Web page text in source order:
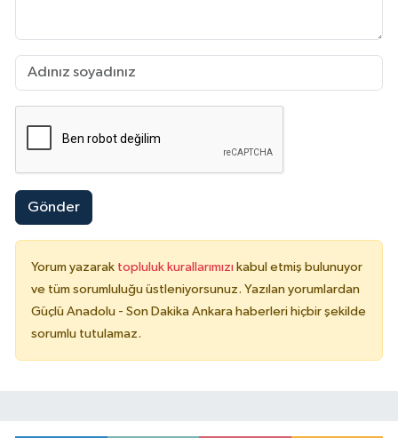
Gönder
Yorum yazarak topluluk kurallarımızı kabul etmiş bulunuyor
ve tüm sorumluluğu üstleniyorsunuz. Yazılan yorumlardan
Güçlü Anadolu - Son Dakika Ankara haberleri hiçbir şekilde
sorumlu tutulamaz.